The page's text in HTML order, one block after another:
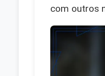
com outros